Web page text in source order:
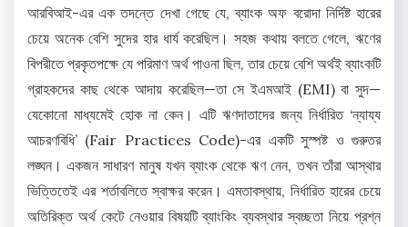
আরবিআই-এর এক তদন্তে দেখা গেছে যে, ব্যাংক অফ বরোদা নির্দিষ্ট হারের
চেয়ে অনেক বেশি সুদের হার ধার্য করেছিল। সহজ কথায় বলতে গেলে, ঋণের
বিপরীতে প্রকৃতপক্ষে যে পরিমাণ অর্থ পাওনা ছিল, তার চেয়ে বেশি অর্থই ব্যাংকটি
গ্রাহকদের কাছ থেকে আদায় করেছিল—তা সে ইএমআই (EMI) বা সুদ—
যেকোনো মাধ্যমেই হোক না কেন। এটি ঋণদাতাদের জন্য নির্ধারিত ‘ন্যায্য
আচরণবিধি’ (Fair Practices Code)-এর একটি সুস্পষ্ট ও গুরুতর
লঙ্ঘন। একজন সাধারণ মানুষ যখন ব্যাংক থেকে ঋণ নেন, তখন তাঁরা আস্থার
ভিত্তিতেই এর শর্তাবলিতে স্বাক্ষর করেন। এমতাবস্থায়, নির্ধারিত হারের চেয়ে
অতিরিক্ত অর্থ কেটে নেওয়ার বিষয়টি ব্যাংকিং ব্যবস্থার স্বচ্ছতা নিয়ে প্রশ্ন